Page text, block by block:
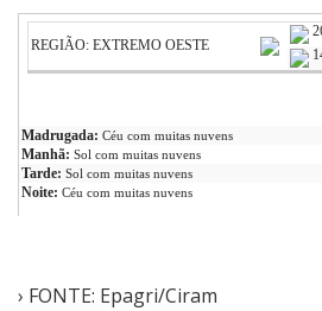
REGIÃO: EXTREMO OESTE
Madrugada: Céu com muitas nuvens
Manhã: Sol com muitas nuvens
Tarde: Sol com muitas nuvens
Noite: Céu com muitas nuvens
› FONTE: Epagri/Ciram